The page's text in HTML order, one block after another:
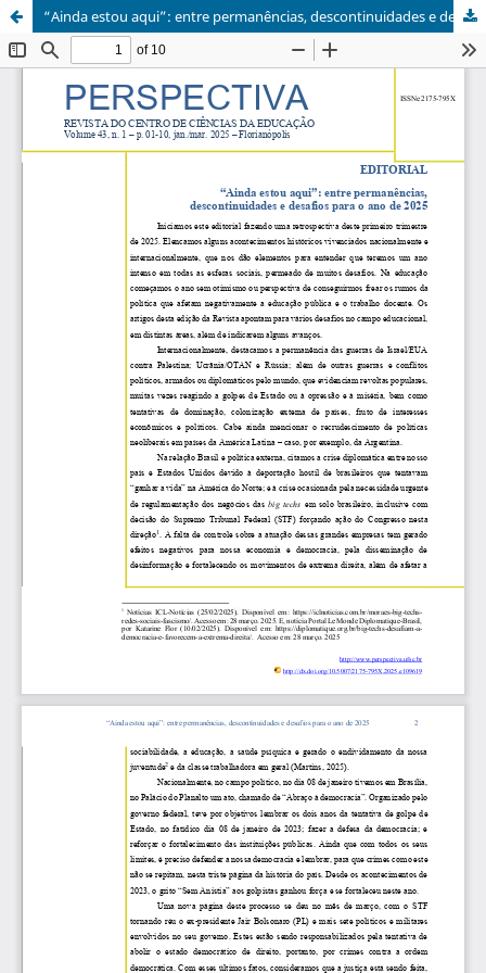
“Ainda estou aqui”: entre permanências, descontinuidades e desafios para o ano de 2025